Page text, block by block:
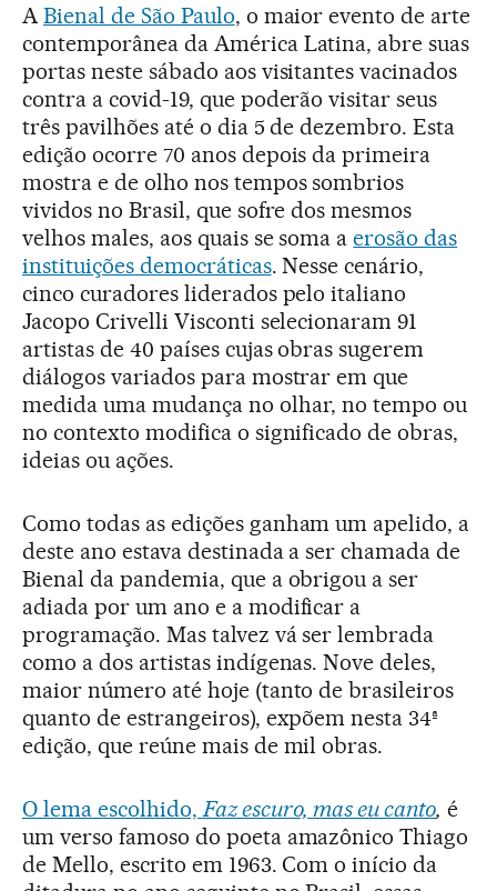
ABienal de São Paulo, o maior evento de arte
contemporânea da América Latina, abre suas
portas neste sábado aos visitantes vacinados
contra a covid-19, que poderão visitar seus
três pavilhões até o dia 5 de dezembro. Esta
edição ocorre 70 anos depois da primeira
mostra e de olho nos tempos sombrios
vividos no Brasil, que sofre dos mesmos
velhos males, aos quais se soma aerosão das
instituições democráticas. Nesse cenário,
cinco curadores liderados pelo italiano
Jacopo Crivelli Visconti selecionaram 91
artistas de 40 países cujas obras sugerem
diálogos variados para mostrar em que
medida uma mudança no olhar, no tempo ou
no contexto modifica o significado de obras,
ideias ou ações.
Como todas as edições ganham um apelido, a
deste ano estava destinada a ser chamada de
Bienal da pandemia, que a obrigou a ser
adiada por um ano e a modificar a
programação. Mas talvez vá ser lembrada
como a dos artistas indígenas. Nove deles,
maior número até hoje (tanto de brasileiros
quanto de estrangeiros), expõem nesta 34ª
edição, que reúne mais de mil obras.
O lema escolhido,Faz escuro, mas eu canto, é
um verso famoso do poeta amazônico Thiago
de Mello, escrito em 1963. Com o início da